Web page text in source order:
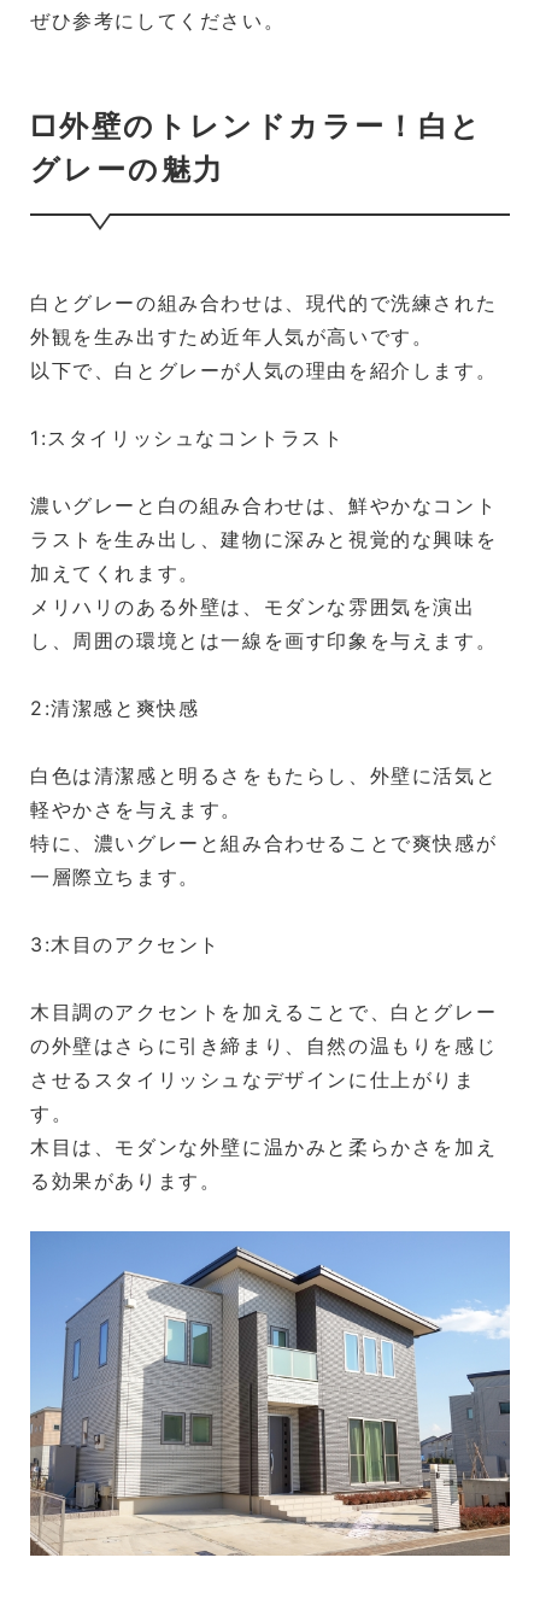
ぜひ参考にしてください。
□外壁のトレンドカラー！白と
グレーの魅力
白とグレーの組み合わせは、現代的で洗練された
外観を生み出すため近年人気が高いです。
以下で、白とグレーが人気の理由を紹介します。
1:スタイリッシュなコントラスト
濃いグレーと白の組み合わせは、鮮やかなコント
ラストを生み出し、建物に深みと視覚的な興味を
加えてくれます。
メリハリのある外壁は、モダンな雰囲気を演出
し、周囲の環境とは一線を画す印象を与えます。
2:清潔感と爽快感
白色は清潔感と明るさをもたらし、外壁に活気と
軽やかさを与えます。
特に、濃いグレーと組み合わせることで爽快感が
一層際立ちます。
3:木目のアクセント
木目調のアクセントを加えることで、白とグレー
の外壁はさらに引き締まり、自然の温もりを感じ
させるスタイリッシュなデザインに仕上がりま
す。
木目は、モダンな外壁に温かみと柔らかさを加え
る効果があります。